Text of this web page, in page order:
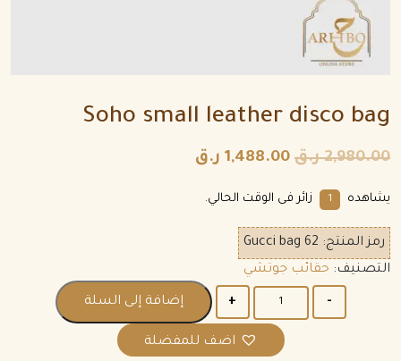
Soho small leather disco bag
2,980.00 ر.ق 1,488.00 ر.ق
يشاهده 1 زائر فى الوقت الحالي.
رمز المنتج: Gucci bag 62
التصنيف: حقائب جوتشي
إضافة إلى السلة
اضف للمفضلة